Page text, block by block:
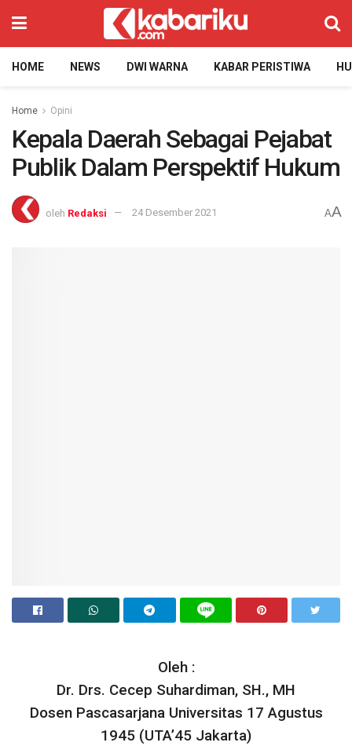
HOME NEWS DWI WARNA KABAR PERISTIWA
Home Opini
Kepala Daerah Sebagai Pejabat
Publik Dalam Perspektif Hukum
oleh Redaksi 24 Desember 2021 AA
Oleh :
Dr. Drs. Cecep Suhardiman, SH., MH
Dosen Pascasarjana Universitas 17 Agustus
1945 (UTA’45 Jakarta)